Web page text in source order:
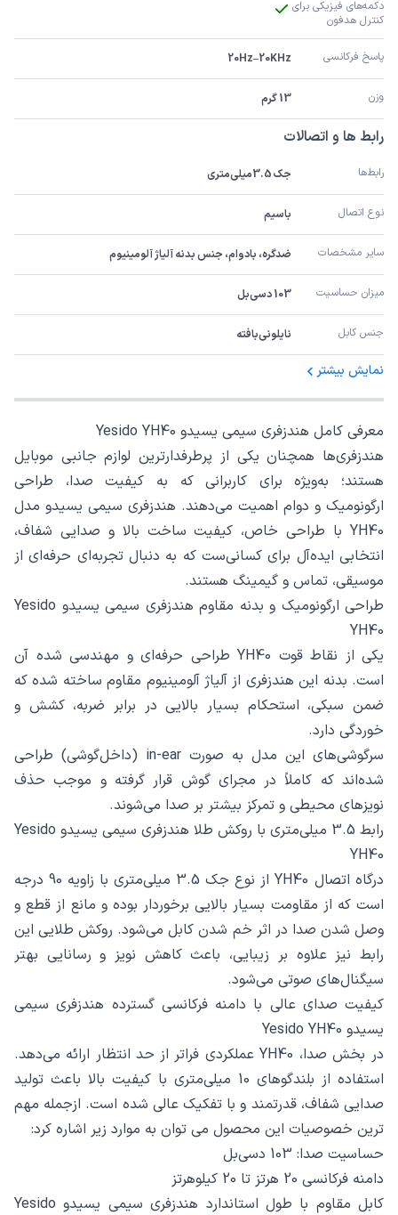
کنترل هدفون
پاسخ فرکانسی 20Hz–20KHz
وزن 13 گرم
رابط ها و اتصالات
رابط‌ها جک 3.5‌میلی‌متری
نوع اتصال باسیم
سایر مشخصات ضدگره، بادوام، جنس بدنه آلیاژ آلومینیوم
میزان حساسیت 103 دسی‌بل
جنس کابل نایلونی‌بافته
نمایش بیشتر
معرفی کامل هندزفری سیمی یسیدو Yesido YH40
هندزفری‌ها همچنان یکی از پرطرفدارترین لوازم جانبی موبایل
هستند؛ به‌ویژه برای کاربرانی که به کیفیت صدا، طراحی
ارگونومیک و دوام اهمیت می‌دهند. هندزفری سیمی یسیدو مدل
YH40 با طراحی خاص، کیفیت ساخت بالا و صدایی شفاف،
انتخابی ایده‌آل برای کسانی‌ست که به دنبال تجربه‌ای حرفه‌ای از
موسیقی، تماس و گیمینگ هستند.
طراحی ارگونومیک و بدنه‌ مقاوم هندزفری سیمی یسیدو Yesido
YH40
یکی از نقاط قوت YH40 طراحی حرفه‌ای و مهندسی شده آن
است. بدنه این هندزفری از آلیاژ آلومینیوم مقاوم ساخته شده که
ضمن سبکی، استحکام بسیار بالایی در برابر ضربه، کشش و
خوردگی دارد.
سرگوشی‌های این مدل به صورت in-ear (داخل‌گوشی) طراحی
شده‌اند که کاملاً در مجرای گوش قرار گرفته و موجب حذف
نویزهای محیطی و تمرکز بیشتر بر صدا می‌شوند.
رابط 3.5 میلی‌متری با روکش طلا هندزفری سیمی یسیدو Yesido
YH40
درگاه اتصال YH40 از نوع جک 3.5 میلی‌متری با زاویه 90 درجه
است که از مقاومت بسیار بالایی برخوردار بوده و مانع از قطع و
وصل شدن صدا در اثر خم شدن کابل می‌شود. روکش طلایی این
رابط نیز علاوه بر زیبایی، باعث کاهش نویز و رسانایی بهتر
سیگنال‌های صوتی می‌شود.
کیفیت صدای عالی با دامنه فرکانسی گسترده هندزفری سیمی
یسیدو Yesido YH40
در بخش صدا، YH40 عملکردی فراتر از حد انتظار ارائه می‌دهد.
استفاده از بلندگوهای 10 میلی‌متری با کیفیت بالا باعث تولید
صدایی شفاف، قدرتمند و با تفکیک عالی شده است. ازجمله مهم
ترین خصوصیات این محصول می توان به موارد زیر اشاره کرد:
حساسیت صدا: 103 دسی‌بل
دامنه فرکانسی 20 هرتز تا 20 کیلوهرتز
کابل مقاوم با طول استاندارد هندزفری سیمی یسیدو Yesido